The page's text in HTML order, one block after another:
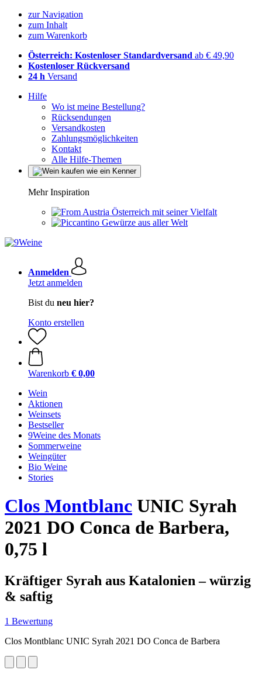
zur Navigation
zum Inhalt
zum Warenkorb
Österreich: Kostenloser Standardversand ab € 49,90
Kostenloser Rückversand
24 h Versand
Hilfe
Wo ist meine Bestellung?
Rücksendungen
Versandkosten
Zahlungsmöglichkeiten
Kontakt
Alle Hilfe-Themen
Mehr Inspiration
Österreich mit seiner Vielfalt
Gewürze aus aller Welt
Anmelden
Jetzt anmelden
Bist du neu hier?
Konto erstellen
Warenkorb € 0,00
Wein
Aktionen
Weinsets
Bestseller
9Weine des Monats
Sommerweine
Weingüter
Bio Weine
Stories
Clos Montblanc UNIC Syrah
2021 DO Conca de Barbera,
0,75 l
Kräftiger Syrah aus Katalonien – würzig
& saftig
1 Bewertung
Clos Montblanc UNIC Syrah 2021 DO Conca de Barbera